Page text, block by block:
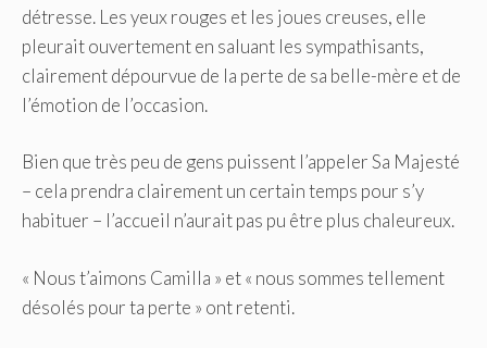
détresse. Les yeux rouges et les joues creuses, elle
pleurait ouvertement en saluant les sympathisants,
clairement dépourvue de la perte de sa belle-mère et de
l’émotion de l’occasion.
Bien que très peu de gens puissent l’appeler Sa Majesté
– cela prendra clairement un certain temps pour s’y
habituer – l’accueil n’aurait pas pu être plus chaleureux.
« Nous t’aimons Camilla » et « nous sommes tellement
désolés pour ta perte » ont retenti.